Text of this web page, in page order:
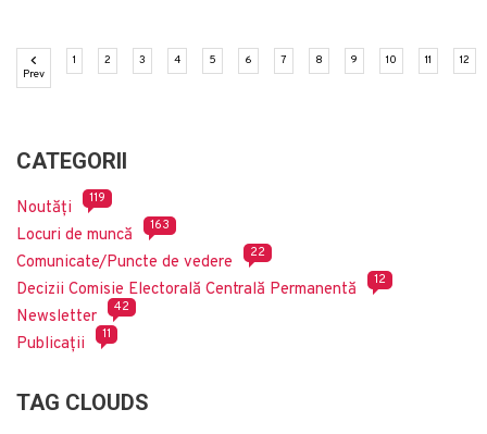
PrevPrevious
1 (current)
2 (current)
3 (current)
4(current)
5 (current)
6 (current)
7 (current)
8 (current)
9 (current)
10 (current)
11 (current)
12
CATEGORII
Noutăți 119
Locuri de muncă 163
Comunicate/Puncte de vedere 22
Decizii Comisie Electorală Centrală Permanentă 12
Newsletter 42
Publicații 11
TAG CLOUDS